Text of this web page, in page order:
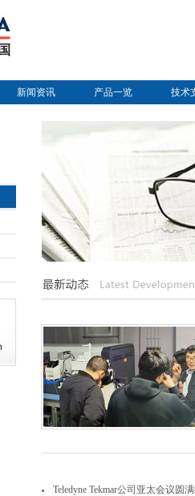
新闻资讯 产品一览 技术
Teledyne Tekmar公司亚太会议圆